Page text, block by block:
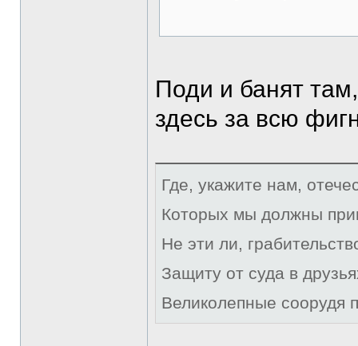
Поди и банят
здесь за всю
Где, укажите нам,
Которых мы должны
Не эти ли,
Защиту от суда в
Великолепные соорудя